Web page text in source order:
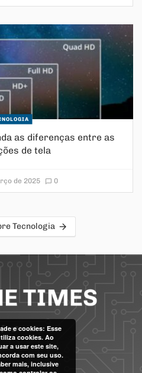
as diferenças entre as
de tela
de 2025 0
Tecnologia
e cookies: Esse
cookies. Ao
a usar este site,
com seu uso.
mais, inclusive